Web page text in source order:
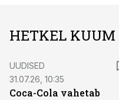
HETKEL KUUM
UUDISED
31.07.26, 10:35
Coca-Cola vahetab